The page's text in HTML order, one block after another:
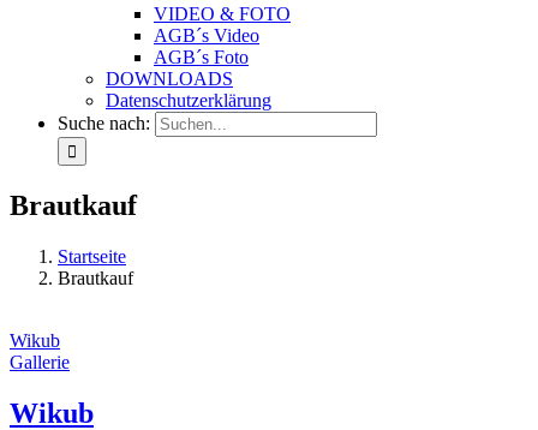
VIDEO & FOTO
AGB´s Video
AGB´s Foto
DOWNLOADS
Datenschutzerklärung
Suche nach:
Brautkauf
Startseite
Brautkauf
Wikub
Gallerie
Wikub